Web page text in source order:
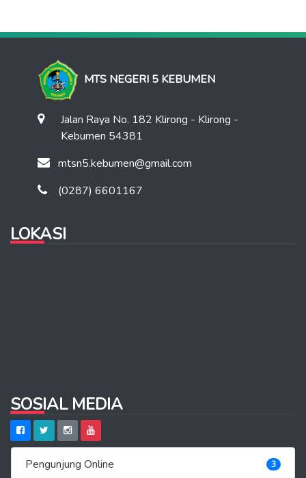
MTS NEGERI 5 KEBUMEN
Jalan Raya No. 182 Klirong - Klirong -
Kebumen 54381
mtsn5.kebumen@gmail.com
(0287) 6601167
LOKASI
SOSIAL MEDIA
Pengunjung Online 3